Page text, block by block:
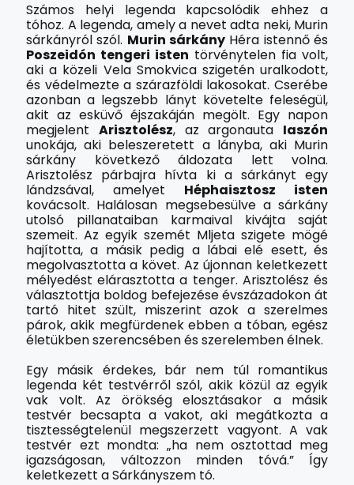
Számos helyi legenda kapcsolódik ehhez a
tóhoz. A legenda, amely a nevet adta neki, Murin
sárkányról szól. Murin sárkány Héra istennő és
Poszeidón tengeri isten törvénytelen fia volt,
aki a közeli Vela Smokvica szigetén uralkodott,
és védelmezte a szárazföldi lakosokat. Cserébe
azonban a legszebb lányt követelte feleségül,
akit az esküvő éjszakáján megölt. Egy napon
megjelent Arisztolész, az argonauta Iaszón
unokája, aki beleszeretett a lányba, aki Murin
sárkány következő áldozata lett volna.
Arisztolész párbajra hívta ki a sárkányt egy
lándzsával, amelyet Héphaisztosz isten
kovácsolt. Halálosan megsebesülve a sárkány
utolsó pillanataiban karmaival kivájta saját
szemeit. Az egyik szemét Mljeta szigete mögé
hajította, a másik pedig a lábai elé esett, és
megolvasztotta a követ. Az újonnan keletkezett
mélyedést elárasztotta a tenger. Arisztolész és
választottja boldog befejezése évszázadokon át
tartó hitet szült, miszerint azok a szerelmes
párok, akik megfürdenek ebben a tóban, egész
életükben szerencsében és szerelemben élnek.
Egy másik érdekes, bár nem túl romantikus
legenda két testvérről szól, akik közül az egyik
vak volt. Az örökség elosztásakor a másik
testvér becsapta a vakot, aki megátkozta a
tisztességtelenül megszerzett vagyont. A vak
testvér ezt mondta: „ha nem osztottad meg
igazságosan, változzon minden tóvá.” Így
keletkezett a Sárkányszem tó.